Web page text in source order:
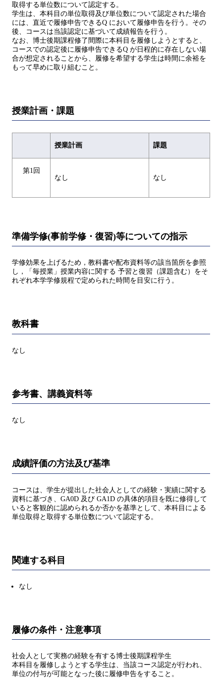
取得する単位数について認定する。
学生は、本科目の単位取得及び単位数について認定された場合
には、直近で履修申告できるQ において履修申告を行う。その
後、コースは当該認定に基づいて成績報告を行う。
なお、博士後期課程修了間際に本科目を履修しようとすると、
コースでの認定後に履修申告できるQ が日程的に存在しない場
合が想定されることから、履修を希望する学生は時間に余裕を
もって早めに取り組むこと。
授業計画・課題
授業計画 課題
第1回
なし
なし
準備学修(事前学修・復習)等についての指示
学修効果を上げるため，教科書や配布資料等の該当箇所を参照
し，「毎授業」授業内容に関する 予習と復習（課題含む）をそ
れぞれ本学学修規程で定められた時間を目安に行う。
教科書
なし
参考書、講義資料等
なし
成績評価の方法及び基準
コースは、学生が提出した社会人としての経験・実績に関する
資料に基づき、GA0D 及び GA1D の具体的項目を既に修得して
いると客観的に認められるか否かを基準として、本科目による
単位取得と取得する単位数について認定する。
関連する科目
なし
履修の条件・注意事項
社会人として実務の経験を有する博士後期課程学生
本科目を履修しようとする学生は、当該コース認定が行われ、
単位の付与が可能となった後に履修申告をすること。